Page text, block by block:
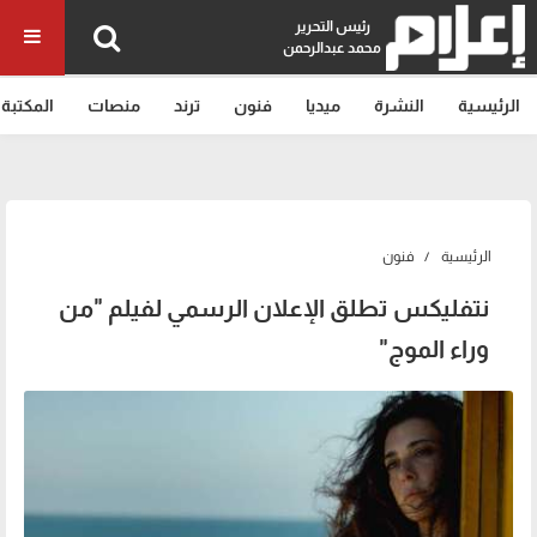
رئيس التحرير
محمد عبدالرحمن
الرئيسية النشرة ميديا فنون ترند منصات المكتبة
الرئيسية فنون
نتفليكس تطلق الإعلان الرسمي لفيلم "من
وراء الموج"